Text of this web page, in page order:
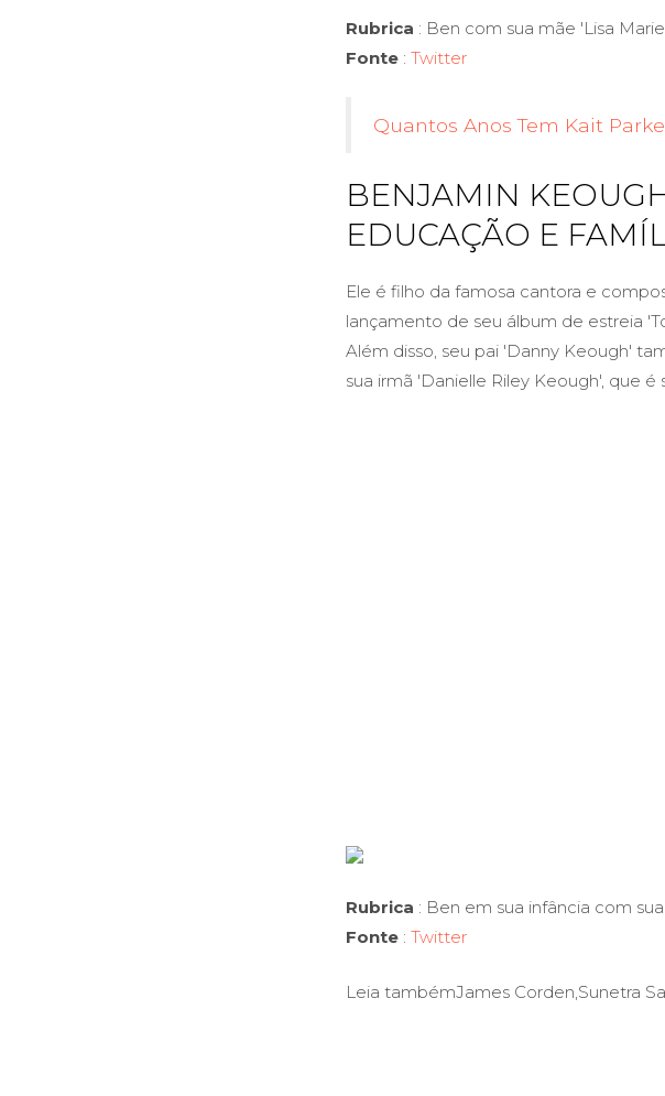
Rubrica : Ben com sua mãe 'Lisa
Fonte: Twitter
Quantos Anos Tem Kait
BENJAMIN
EDUCAÇÃO E
Ele é filho da famosa cantora e
lançamento de seu álbum de estreia
Além disso, seu pai 'Danny Keough'
sua irmã 'Danielle Riley Keough', que é
Rubrica : Ben em sua infância com
Fonte: Twitter
Leia tambémJames Corden,Sunetra